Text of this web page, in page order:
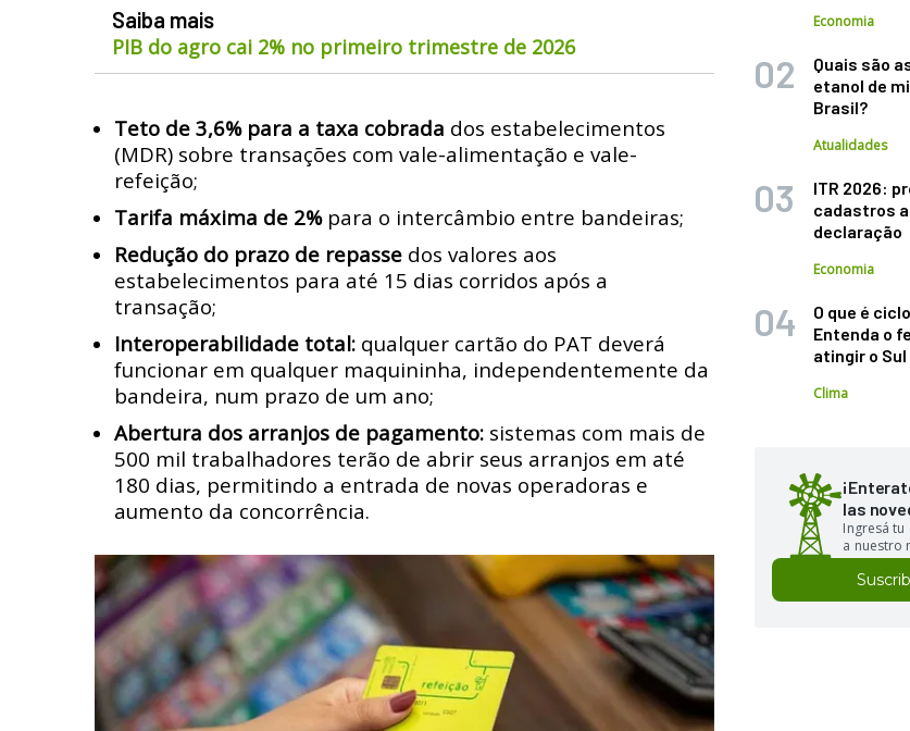
Saiba mais
PIB do agro cai 2% no primeiro trimestre de 2026
Teto de 3,6% para a taxa cobrada dos estabelecimentos
(MDR) sobre transações com vale-alimentação e vale-
refeição;
Tarifa máxima de 2%para o intercâmbio entre bandeiras;
Redução do prazo de repasse dos valores aos
estabelecimentos para até 15 dias corridos após a
transação;
Interoperabilidade total: qualquer cartão do PAT deverá
funcionar em qualquer maquininha, independentemente da
bandeira, num prazo de um ano;
Abertura dos arranjos de pagamento: sistemas com mais de
500 mil trabalhadores terão de abrir seus arranjos em até
180 dias, permitindo a entrada de novas operadoras e
aumento da concorrência.
Economia
Quais são
etanol de
Brasil?
Atualidades
ITR 2026:
cadastros
declaração
Economia
O que é
Entenda o
atingir o
Clima
las
Ingresá tu
a nuestro